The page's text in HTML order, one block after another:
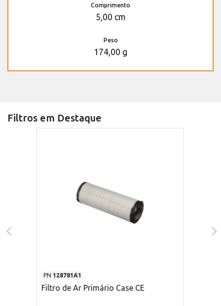
Comprimento
5,00 cm
Peso
174,00 g
Filtros em Destaque
PN 128781A1
Filtro de Ar Primário Case CE